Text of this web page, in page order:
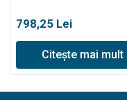
130bar
798,25 Lei
Citește mai mult